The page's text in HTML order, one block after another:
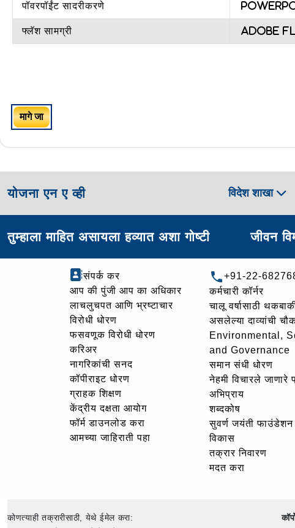
पॉवरपॉईंट सादरीकरणे
फ्लॅश सामग्री Adobe
मागे जा
योजना एन ए व्ही विदेश शाखा
तुम्हाला माहित असायला हव्यात अशा गोष्टी जीवन
संपर्क कर
आप की पुंजी आप का अधिकार
लाचलुचपत आणि भ्रष्टाचार
विरोधी धोरण
फसवणूक विरोधी धोरण
करिअर
नागरिकांची सनद
कॉपीराइट धोरण
ग्राहक शिक्षण
केंद्रीय दक्षता आयोग
फॉर्म डाउनलोड करा
आमच्या जाहिराती पहा
+91-22-
कर्मचारी कॉर्नर
चालू वर्षासाठी
असलेल्या दाव्यांची
Environmental,
and Governance
समान संधी धोरण
नेहमी विचारले जाणारे
अभिप्राय
शब्दकोष
सुवर्ण जयंती फाउंडेशन
विकास
तक्रार निवारण
मदत करा
कोणत्याही तक्रारीसाठी, येथे ईमेल करा: